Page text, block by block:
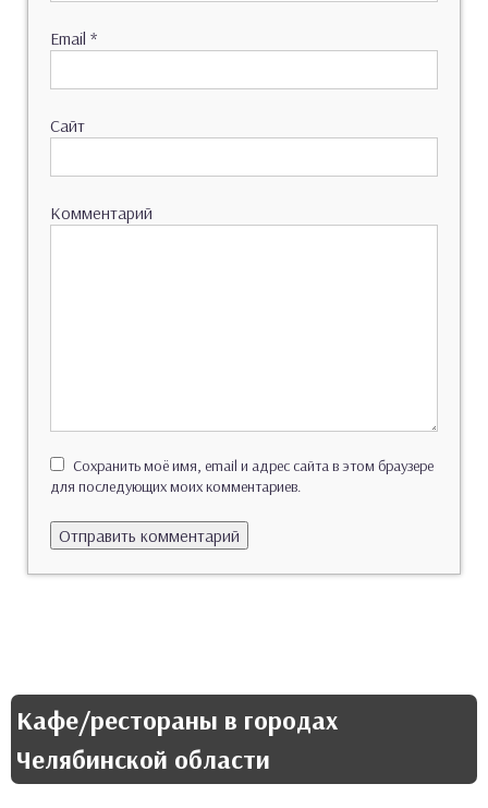
Email *
Сайт
Комментарий
Сохранить моё имя, email и адрес сайта в этом браузере
для последующих моих комментариев.
Кафе/рестораны в городах
Челябинской области